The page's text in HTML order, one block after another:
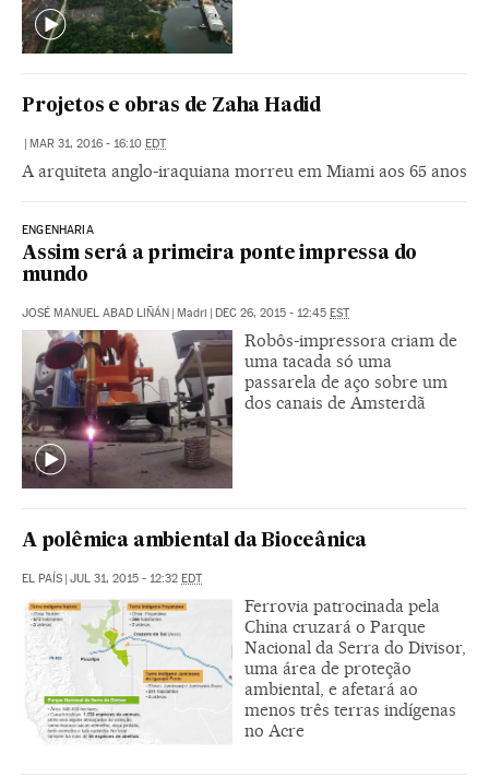
Projetos e obras de Zaha Hadid
| MAR 31, 2016 - 16:10 EDT
A arquiteta anglo-iraquiana morreu em Miami aos 65 anos
ENGENHARIA
Assim será a primeira ponte impressa do
mundo
JOSÉ MANUEL ABAD LIÑÁN | Madri | DEC 26, 2015 - 12:45 EST
Robôs-impressora criam de
uma tacada só uma
passarela de aço sobre um
dos canais de Amsterdã
A polêmica ambiental da Bioceânica
EL PAÍS | JUL 31, 2015 - 12:32 EDT
Ferrovia patrocinada pela
China cruzará o Parque
Nacional da Serra do Divisor,
uma área de proteção
ambiental, e afetará ao
menos três terras indígenas
no Acre